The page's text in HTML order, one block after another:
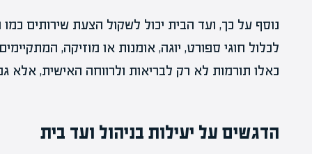
נוסף על כך, ועד הבית יכול לשקול הצעת שירותים כמו
לכלול חוגי ספורט, יוגה, אומנות או מוזיקה,
כאלו תורמות לא רק לבריאות ולרווחה האישית, אלא גם
הדגשים על יעילות בניהול ועד בית